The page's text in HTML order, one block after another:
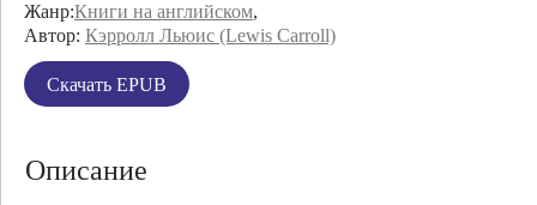
Жанр:Книги на английском,
Автор: Кэрролл Льюис (Lewis Carroll)
Скачать EPUB
Описание